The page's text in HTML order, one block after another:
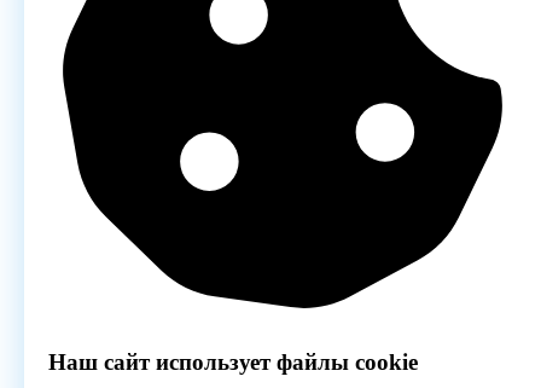
Наш сайт использует файлы cookie